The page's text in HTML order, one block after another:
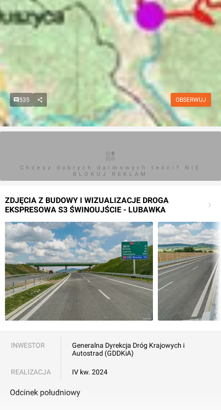
535 OBSERWUJ
Chcesz dobrych darmowych teści? NIE
BLOKUJ REKLAM
ZDJĘCIA Z BUDOWY I WIZUALIZACJE DROGA
EKSPRESOWA S3 ŚWINOUJŚCIE - LUBAWKA
INWESTOR
Generalna Dyrekcja Dróg Krajowych i
Autostrad (GDDKiA)
REALIZACJA IV kw. 2024
Odcinek południowy